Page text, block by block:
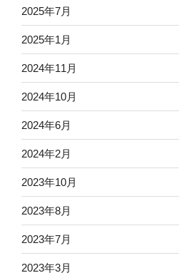
2025年7月
2025年1月
2024年11月
2024年10月
2024年6月
2024年2月
2023年10月
2023年8月
2023年7月
2023年3月